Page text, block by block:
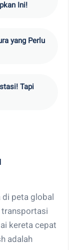
Ini!
yang Perlu
Tapi
di peta global
transportasi
kereta cepat
adalah